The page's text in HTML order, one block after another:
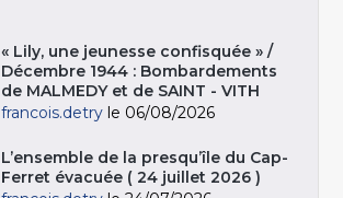
« Lily, une jeunesse confisquée » /
Décembre 1944 : Bombardements
de MALMEDY et de SAINT - VITH
francois.detry le 06/08/2026
L’ensemble de la presqu’île du Cap-
Ferret évacuée ( 24 juillet 2026 )